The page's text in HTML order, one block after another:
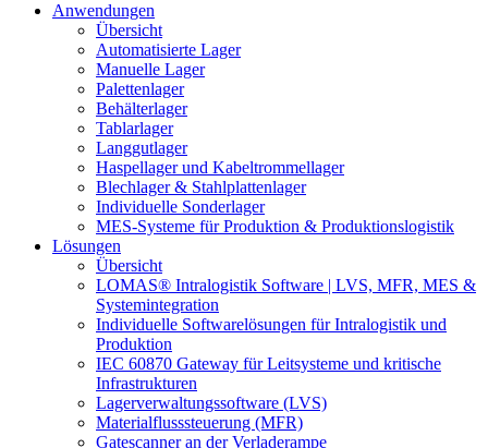
Anwendungen
Übersicht
Automatisierte Lager
Manuelle Lager
Palettenlager
Behälterlager
Tablarlager
Langgutlager
Haspellager und Kabeltrommellager
Blechlager & Stahlplattenlager
Individuelle Sonderlager
MES-Systeme für Produktion & Produktionslogistik
Lösungen
Übersicht
LOMAS® Intralogistik Software | LVS, MFR, MES &
Systemintegration
Individuelle Softwarelösungen für Intralogistik und
Produktion
IEC 60870 Gateway für Leitsysteme und kritische
Infrastrukturen
Lagerverwaltungssoftware (LVS)
Materialflusssteuerung (MFR)
Gatescanner an der Verladerampe